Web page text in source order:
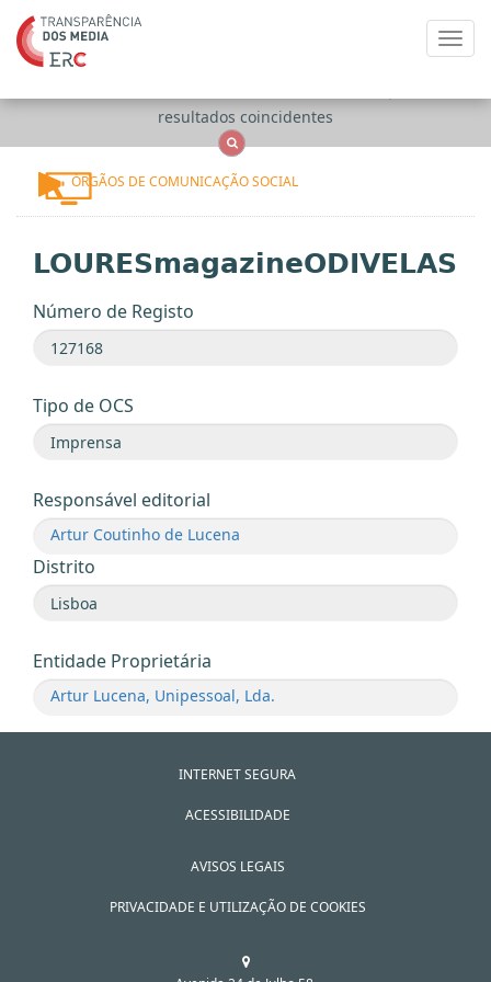
resultados coincidentes
ÓRGÃOS DE COMUNICAÇÃO SOCIAL
LOURESmagazineODIVELAS
Número de Registo
Tipo de OCS
Responsável editorial
Artur Coutinho de Lucena
Distrito
Entidade Proprietária
Artur Lucena, Unipessoal, Lda.
INTERNET SEGURA
ACESSIBILIDADE
AVISOS LEGAIS
PRIVACIDADE E UTILIZAÇÃO DE COOKIES